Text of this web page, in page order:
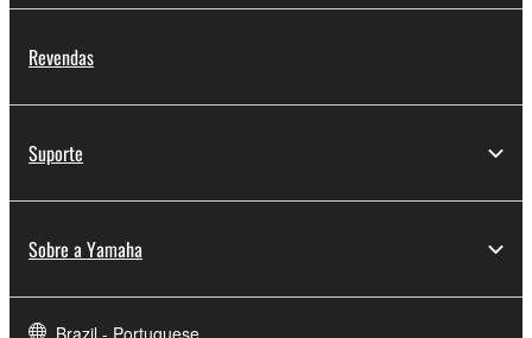
Revendas
Suporte
Sobre a Yamaha